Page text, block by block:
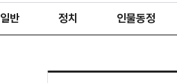
일반 정치 인물동정